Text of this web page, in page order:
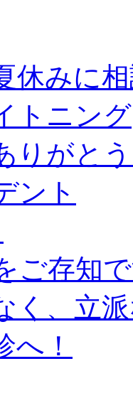
休みに
トニング
りがと
ント
ご存知
く、立
へ！